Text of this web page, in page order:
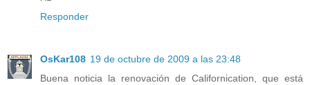
Responder
OsKar108 19 de octubre de 2009 a las 23:48
Buena noticia la renovación de Californication, que está